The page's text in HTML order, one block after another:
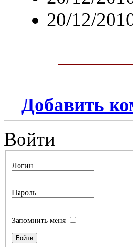
20/12/
Добавить
Войти
Логин
Пароль
Запомнить меня